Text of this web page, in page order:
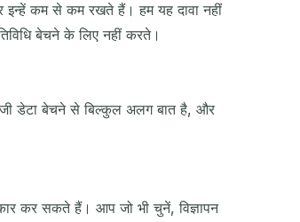
इन्हें कम से कम रखते हैं। हम यह दावा नहीं
बेचने के लिए नहीं करते।
डेटा बेचने से बिल्कुल अलग बात है, और
कर सकते हैं। आप जो भी चुनें, विज्ञापन